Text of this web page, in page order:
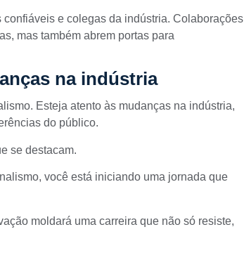
e colegas da indústria. Colaborações
mas também abrem portas para
na indústria
Esteja atento às mudanças na indústria,
do público.
se destacam.
você está iniciando uma jornada que
moldará uma carreira que não só resiste,